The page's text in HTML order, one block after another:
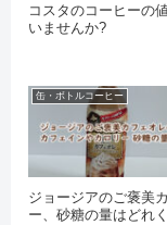
コスタのコーヒーの
いませんか?
缶・ボトルコーヒー
ジョージアのご褒美
ー、砂糖の量はどれ